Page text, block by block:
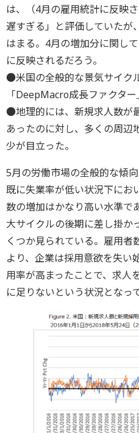
は、（4月の雇用統計に反映
遅すぎる」と評価していたが
はまる。4月の増加分に関し
に反映されるだろう。
●米国の全般的な景気サイク
「DeepMacro成長ファクタ
●地理的には、新規求人数が
あったのに対し、多くの周辺
少が目立った。
5月の労働市場の全般的な傾
既に失業率が低い状況下にお
数の増加はかなり高い水準で
大サイクルの後期に差し掛か
くつか見られている。雇用者
より、企業は採用意欲を失い
用率が高まったことで、求人
に足りないという状況となっ